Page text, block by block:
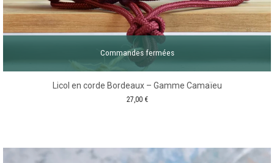
Commandes fermées
Licol en corde Bordeaux – Gamme Camaïeu
27,00 €